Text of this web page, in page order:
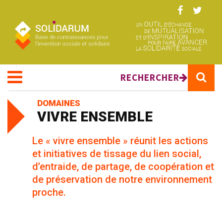
RECHERCHER
DOMAINES
VIVRE ENSEMBLE
Le « vivre ensemble » réunit les actions
et initiatives de tissage du lien social,
d’entraide, de partage, de coopération et
de préservation de notre environnement
proche.